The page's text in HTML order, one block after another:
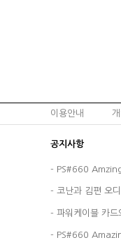
이용안내
공지사항
- PS#660
- 코난과 김편 오
- 파워케이블 카드
- PS#660